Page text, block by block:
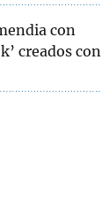
con
creados con